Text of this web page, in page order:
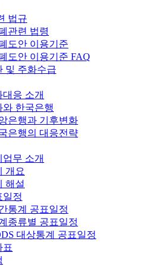
법규
관련 법령
도안 이용기준
도안 이용기준 FAQ
및 주화수급
응 소개
와 한국은행
은행과 기후변화
은행의 대응전략
무 소개
개요
해설
일정
통계 공표일정
종류별 공표일정
대상통계 공표일정
표